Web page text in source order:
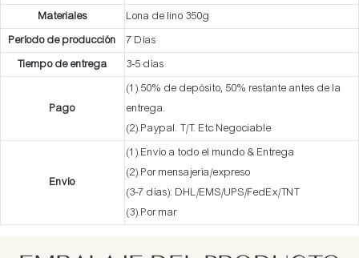
Materiales
Lona de lino 350g
Período de producción
7 Días
Tiempo de entrega
3-5 días
Pago
(1).50% de depósito, 50% restante antes de la
entrega.
(2).Paypal. T/T. Etc Negociable
Envío
(1).Envío a todo el mundo & Entrega
(2).Por mensajería/expreso
(3-7 días): DHL/EMS/UPS/FedEx/TNT
(3).Por mar